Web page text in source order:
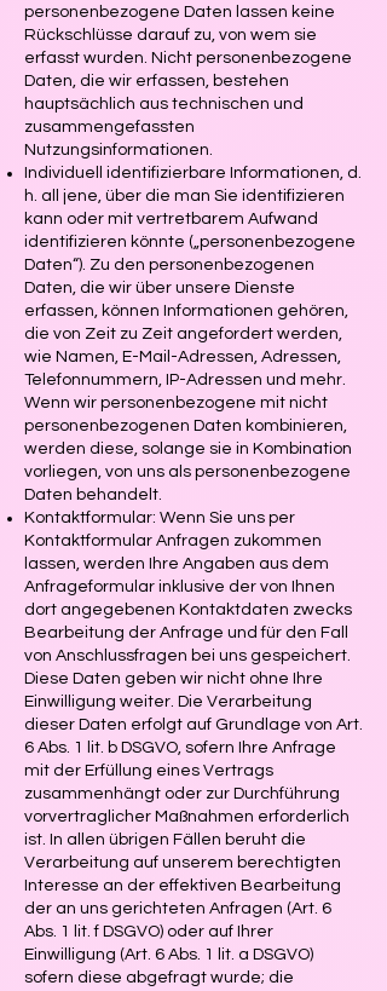
personenbezogene Daten lassen keine
Rückschlüsse darauf zu, von wem sie
erfasst wurden. Nicht personenbezogene
Daten, die wir erfassen, bestehen
hauptsächlich aus technischen und
zusammengefassten
Nutzungsinformationen.
Individuell identifizierbare Informationen, d.
h. all jene, über die man Sie identifizieren
kann oder mit vertretbarem Aufwand
identifizieren könnte („personenbezogene
Daten“). Zu den personenbezogenen
Daten, die wir über unsere Dienste
erfassen, können Informationen gehören,
die von Zeit zu Zeit angefordert werden,
wie Namen, E-Mail-Adressen, Adressen,
Telefonnummern, IP-Adressen und mehr.
Wenn wir personenbezogene mit nicht
personenbezogenen Daten kombinieren,
werden diese, solange sie in Kombination
vorliegen, von uns als personenbezogene
Daten behandelt.
Kontaktformular: Wenn Sie uns per
Kontaktformular Anfragen zukommen
lassen, werden Ihre Angaben aus dem
Anfrageformular inklusive der von Ihnen
dort angegebenen Kontaktdaten zwecks
Bearbeitung der Anfrage und für den Fall
von Anschlussfragen bei uns gespeichert.
Diese Daten geben wir nicht ohne Ihre
Einwilligung weiter. Die Verarbeitung
dieser Daten erfolgt auf Grundlage von Art.
6 Abs. 1 lit. b DSGVO, sofern Ihre Anfrage
mit der Erfüllung eines Vertrags
zusammenhängt oder zur Durchführung
vorvertraglicher Maßnahmen erforderlich
ist. In allen übrigen Fällen beruht die
Verarbeitung auf unserem berechtigten
Interesse an der effektiven Bearbeitung
der an uns gerichteten Anfragen (Art. 6
Abs. 1 lit. f DSGVO) oder auf Ihrer
Einwilligung (Art. 6 Abs. 1 lit. a DSGVO)
sofern diese abgefragt wurde; die